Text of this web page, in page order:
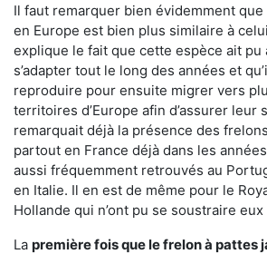
Il faut remarquer bien évidemment
en Europe est bien plus similaire à celui
explique le fait que cette espèce ait pu
s’adapter tout le long des années et
reproduire pour ensuite migrer vers
territoires d’Europe afin d’assurer leur
remarquait déjà la présence des
partout en France déjà dans les
aussi fréquemment retrouvés au
en Italie. Il en est de même pour le
Hollande qui n’ont pu se soustraire eux
La première fois que le frelon à pattes